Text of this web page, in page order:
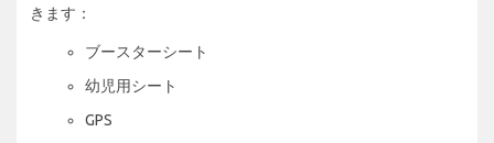
きます：
ブースターシート
幼児用シート
GPS